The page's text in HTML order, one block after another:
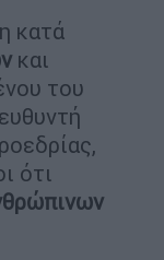
κατά
και
του
ότι